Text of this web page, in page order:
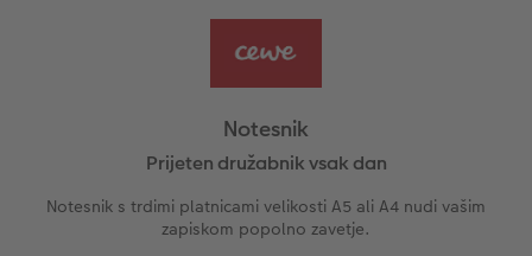
Vzorčne fotoknjige strank
Otroška CEWE FOTOKNJIGA
Zbirka Art Collection
Nature fotografije
Premium poster
Art fotografije
Fotografija na aluminiju, direkten natis
Fotografija na penasti podlagi
Poročna tabla dobrodošlice
Voščilnice
Izdelki za šolo in pisarno
Darilne fotoskatle
Ideje za unikatna darila
Potovanje
Poroka
Notesnik
Prijeten družabnik vsak dan
Notesnik s trdimi platnicami velikosti A5 ali A4 nudi vašim
zapiskom popolno zavetje.